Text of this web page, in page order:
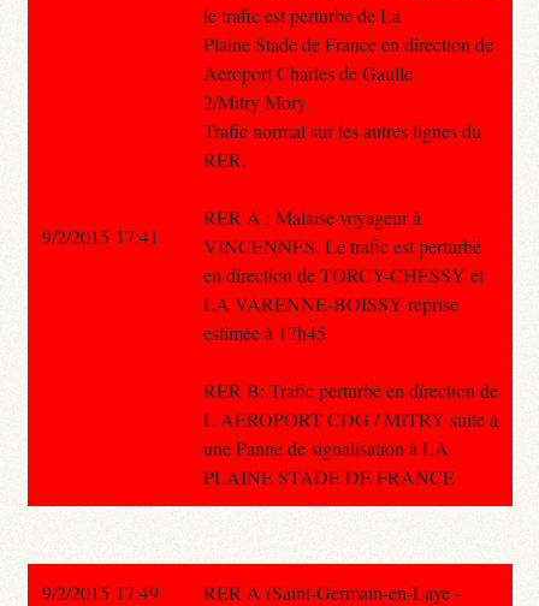
le trafic est perturbe de La
Plaine Stade de France en direction de
Aeroport Charles de Gaulle
2/Mitry Mory.
Trafic normal sur les autres lignes du
RER.
RER A : Malaise voyageur à
VINCENNES. Le trafic est perturbé
en direction de TORCY-CHESSY et
LA VARENNE-BOISSY reprise
estimée à 17h45
RER B: Trafic perturbé en direction de
L AEROPORT CDG / MITRY suite à
une Panne de signalisation à LA
PLAINE STADE DE FRANCE
9/2/2015 17:41
9/2/2015 17:49
RER A (Saint-Germain-en-Laye -